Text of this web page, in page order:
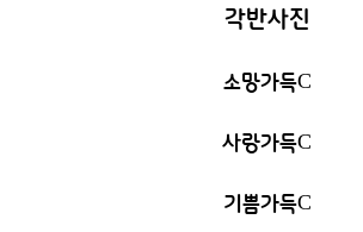
각반사진
소망가득C
사랑가득C
기쁨가득C